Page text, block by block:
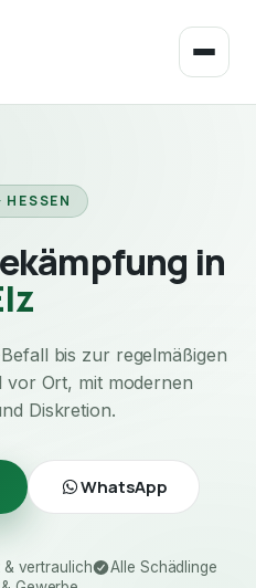
HESSEN
in
bis zur regelmäßigen
Ort, mit modernen
Diskretion.
WhatsApp
& vertraulich
Alle Schädlinge